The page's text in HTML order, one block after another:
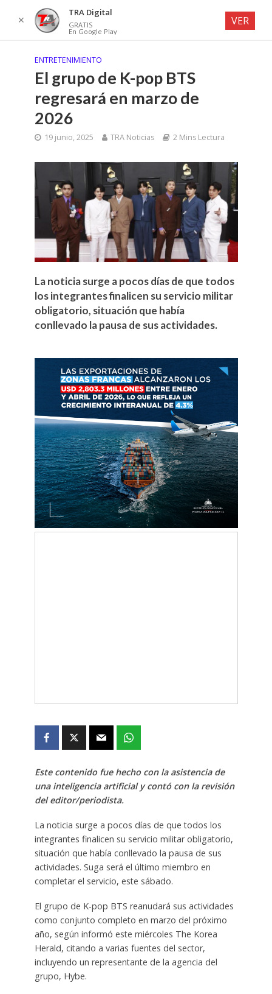
ENTRETENIMIENTO
El grupo de K-pop BTS
regresará en marzo de
2026
19 junio, 2025 TRA Noticias 2 Mins Lectura
La noticia surge a pocos días de que todos
los integrantes finalicen su servicio militar
obligatorio, situación que había
conllevado la pausa de sus actividades.
Este contenido fue hecho con la asistencia de
una inteligencia artificial y contó con la revisión
del editor/periodista.
La noticia surge a pocos días de que todos los
integrantes finalicen su servicio militar obligatorio,
situación que había conllevado la pausa de sus
actividades. Suga será el último miembro en
completar el servicio, este sábado.
El grupo de K-pop BTS reanudará sus actividades
como conjunto completo en marzo del próximo
año, según informó este miércoles The Korea
Herald, citando a varias fuentes del sector,
incluyendo un representante de la agencia del
grupo, Hybe.
✕
TRA Digital
GRATIS
En Google Play
VER